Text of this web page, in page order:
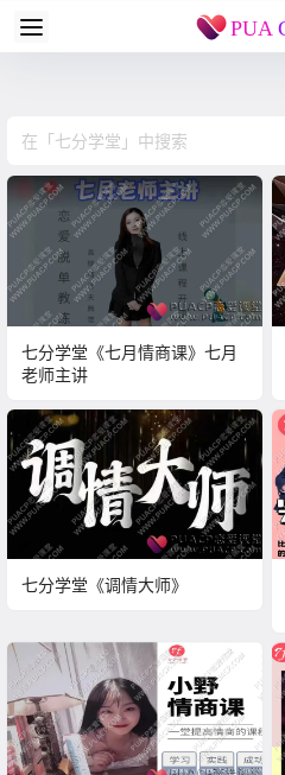
七分学堂《七月情商课》七月
老师主讲
七分学堂《调情大师》